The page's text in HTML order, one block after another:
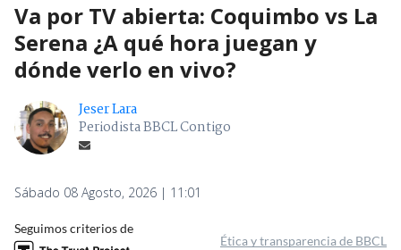
Va por TV abierta: Coquimbo vs La
Serena ¿A qué hora juegan y
dónde verlo en vivo?
Jeser Lara
Periodista BBCL Contigo
Sábado 08 Agosto, 2026 | 11:01
Seguimos criterios de
Ética y transparencia de BBCL